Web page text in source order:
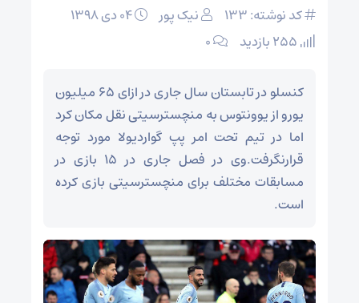
کد نوشته: 133 نیک پور
۰
کنسلو در تابستان سال جاری در ازای 65 میلیون
یورو از یوونتوس به منچسترسیتی نقل مکان کرد
اما در تیم تحت امر پپ گواردیولا مورد توجه
قرارنگرفت.وی در فصل جاری در 15 بازی در
مسابقات مختلف برای منچسترسیتی بازی کرده
است.